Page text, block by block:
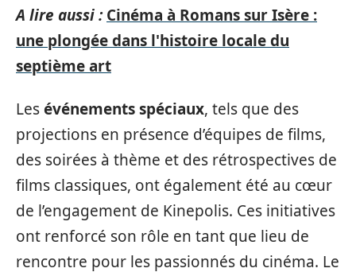
A lire aussi : Cinéma à Romans sur Isère :
une plongée dans l'histoire locale du
septième art
Lesévénements spéciaux, tels que des
projections en présence d’équipes de films,
des soirées à thème et des rétrospectives de
films classiques, ont également été au cœur
de l’engagement de Kinepolis. Ces initiatives
ont renforcé son rôle en tant que lieu de
rencontre pour les passionnés du cinéma. Le